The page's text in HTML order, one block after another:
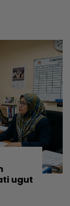
ugut